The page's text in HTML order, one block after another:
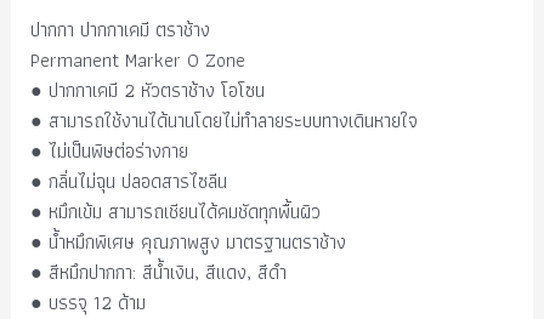
ปากกา ปากกาเคมี ตราช้าง
Permanent Marker O Zone
● ปากกาเคมี 2 หัวตราช้าง โอโซน
● สามารถใช้งานได้นานโดยไม่ทำลายระบบทางเดินหายใจ
● ไม่เป็นพิษต่อร่างกาย
● กลิ่นไม่ฉุน ปลอดสารไซลีน
● หมึกเข้ม สามารถเชียนได้คมชัดทุกพื้นผิว
● น้ำหมึกพิเศษ คุณภาพสูง มาตรฐานตราช้าง
● สีหมึกปากกา: สีน้ำเงิน, สีแดง, สีดำ
● บรรจุ 12 ด้าม